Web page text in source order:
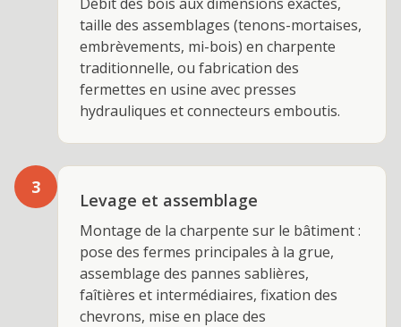
taille des assemblages (tenons-mortaises,
embrèvements, mi-bois) en charpente
traditionnelle, ou fabrication des
fermettes en usine avec presses
hydrauliques et connecteurs emboutis.
3
Levage et assemblage
Montage de la charpente sur le bâtiment :
pose des fermes principales à la grue,
assemblage des pannes sablières,
faîtières et intermédiaires, fixation des
chevrons, mise en place des